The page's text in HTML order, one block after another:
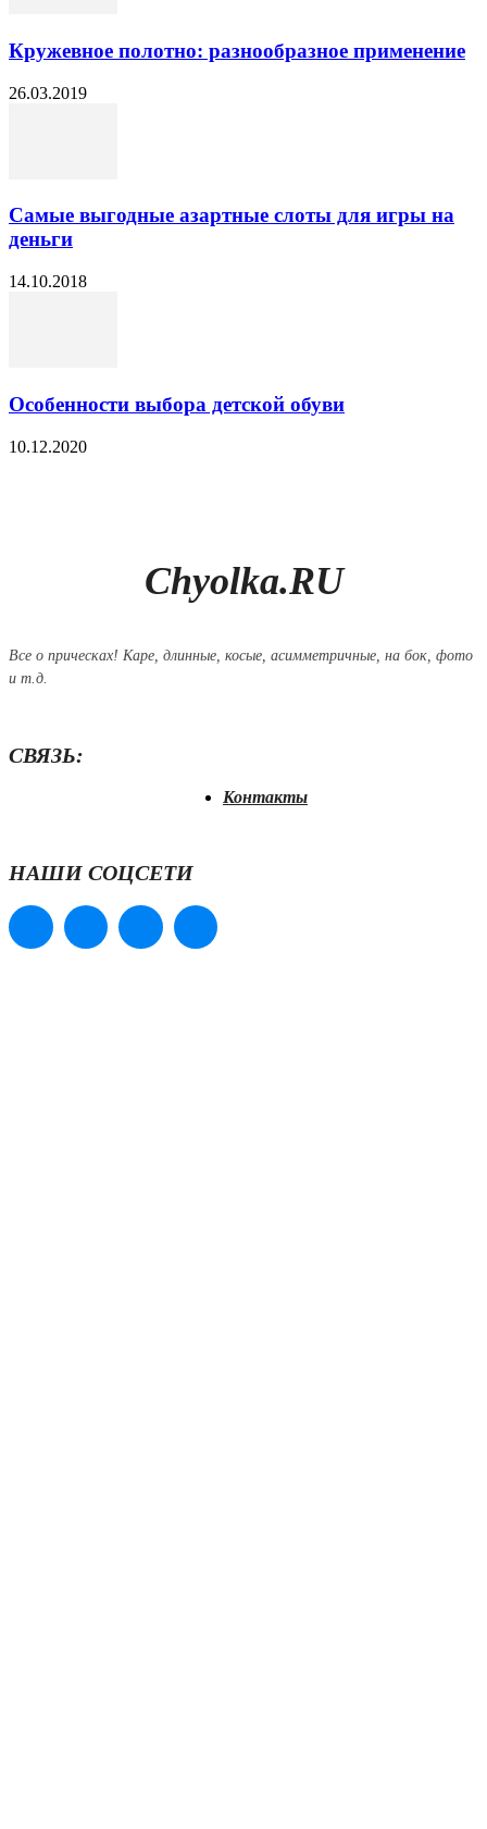
Кружевное полотно: разнообразное применение
26.03.2019
Самые выгодные азартные слоты для игры на
деньги
14.10.2018
Особенности выбора детской обуви
10.12.2020
Chyolka.RU
Все о прическах! Каре, длинные, косые, асимметричные, на бок, фото
и т.д.
СВЯЗЬ:
Контакты
НАШИ СОЦСЕТИ